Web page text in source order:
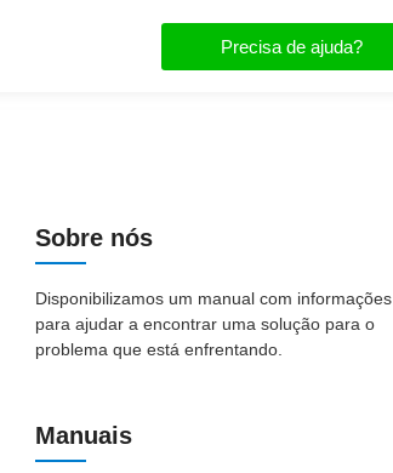
Precisa de ajuda?
Sobre nós
Disponibilizamos um manual com informações
para ajudar a encontrar uma solução para o
problema que está enfrentando.
Manuais